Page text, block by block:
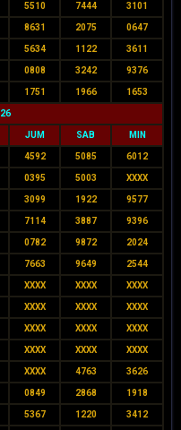
5510 7444 3101
8631 2075 0647
5634 1122 3611
0808 3242 9376
1751 1966 1653
JUM SAB MIN
4592 5085 6012
0395 5003 XXXX
3099 1922 9577
7114 3887 9396
0782 9872 2024
7663 9649 2544
XXXX XXXX XXXX
XXXX XXXX XXXX
XXXX XXXX XXXX
XXXX XXXX XXXX
XXXX 4763 3626
0849 2868 1918
5367 1220 3412